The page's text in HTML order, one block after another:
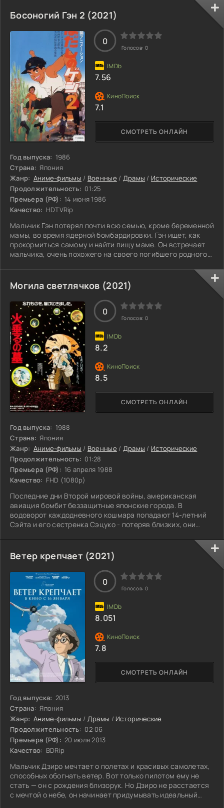
Босоногий Гэн 2 (2021)
Год выпуска: 1986
Страна: Япония
Жанр: Аниме-фильмы / Военные / Драмы / Исторические
Продолжительность: 01:25
Премьера (РФ): 14 июня 1986
Качество: HDTVRip
Мальчик Гэн потерял почти всю семью, кроме беременной
мамы, во время ядерной бомбардировки. Гэн ищет, как
прокормиться самому и найти пищу маме. Он встречает
мальчика, очень похожего на своего погибшего родного
кажется, жизнь наладилась - мама работает, а Гэн ходит в
школу, когда последствия ядерной катастрофы
сказываются на здоровье матери, и ей становится плохо.
Гэн любыми путями пытается ей помочь и заработать
огромную сумму, нужную на
СМОТРЕТЬ ОНЛАЙН
0
Голосов: 0
7.56
7.1
Могила светлячков (2021)
Год выпуска: 1988
Страна: Япония
Жанр: Аниме-фильмы / Военные / Драмы / Исторические
Продолжительность: 01:28
Премьера (РФ): 16 апреля 1988
Качество: FHD (1080p)
Последние дни Второй мировой войны, американская
авиация бомбит беззащитные японские города. В
водоворот каждодневного кошмара попадают 14-летний
Сэйта и его сестренка Сэцуко - потеряв близких, они
взрослым и осознаёт, что от него зависит жизнь
маленькой сестры. Укрывшись в заброшенном убежище,
Сэйта и Сэцуко пытаются выжить собственными силами.
И пусть в их глазах смертоносный огонь в небе - всего
лишь огоньки светлячков, жестокая война не
СМОТРЕТЬ ОНЛАЙН
0
Голосов: 0
8.2
8.5
Ветер крепчает (2021)
Год выпуска: 2013
Страна: Япония
Жанр: Аниме-фильмы / Драмы / Исторические
Продолжительность: 02:06
Премьера (РФ): 20 июля 2013
Качество: BDRip
Мальчик Дзиро мечтает о полетах и красивых самолетах,
способных обогнать ветер. Вот только пилотом ему не
стать — он с рождения близорук. Но Дзиро не расстается
с мечтой о небе, он начинает придумывать идеальный
СМОТРЕТЬ ОНЛАЙН
0
Голосов: 0
8.051
7.8